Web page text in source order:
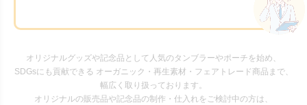
オリジナルグッズや記念品として人気のタンブラーやポーチを始め、
SDGsにも貢献できる オーガニック・再生素材・フェアトレード商品まで、
幅広く取り扱っております。
オリジナルの販売品や記念品の制作・仕入れをご検討中の方は、